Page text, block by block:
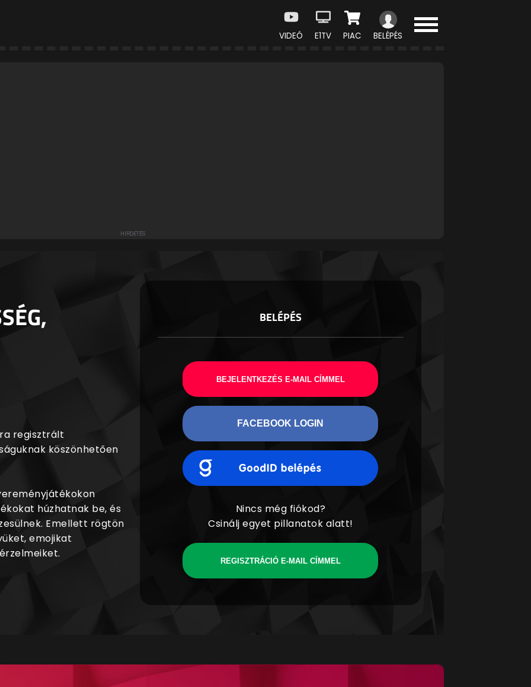
VIDEÓ E1TV PIAC BELÉPÉS
regisztrált
köszönhetően
húzhatnak be, és
Emellett rögtön
emojikat
BELÉPÉS
BEJELENTKEZÉS E-MAIL CÍMMEL
FACEBOOK LOGIN
Nincs még fiókod?
Csinálj egyet pillanatok alatt!
REGISZTRÁCIÓ E-MAIL CÍMMEL